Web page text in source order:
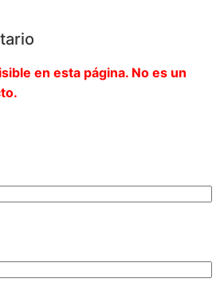
en esta página. No es un